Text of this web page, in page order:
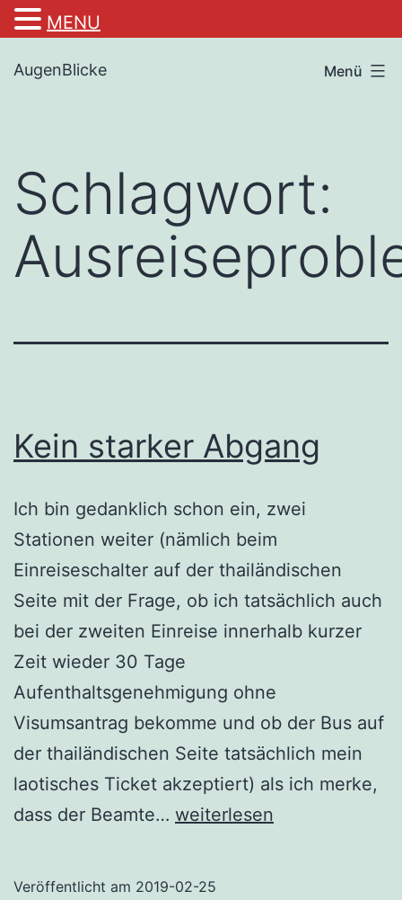
Inhalt
AugenBlicke Menü
Schlagwort:
Kein starker Abgang
Ich bin gedanklich schon ein, zwei
Stationen weiter (nämlich beim
Einreiseschalter auf der thailändischen
Seite mit der Frage, ob ich tatsächlich auch
bei der zweiten Einreise innerhalb kurzer
Zeit wieder 30 Tage
Aufenthaltsgenehmigung ohne
Visumsantrag bekomme und ob der Bus auf
der thailändischen Seite tatsächlich mein
laotisches Ticket akzeptiert) als ich merke,
dass der Beamte… Kein
weiterlesen
Veröffentlicht am 2019-02-25
MENU